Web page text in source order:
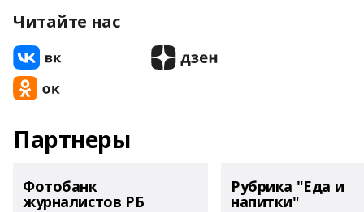
Читайте нас
Партнеры
Фотобанк
журналистов РБ
Рубрика "Еда и
напитки"